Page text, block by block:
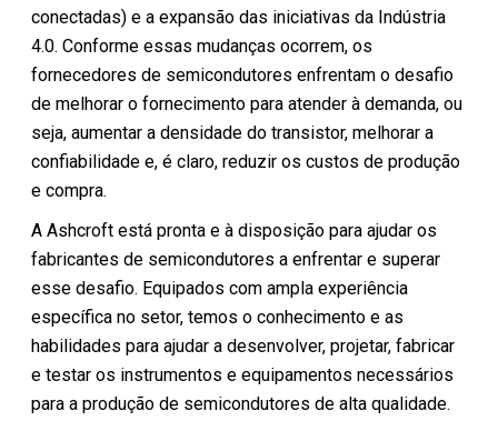
conectadas) e a expansão das iniciativas da Indústria
4.0. Conforme essas mudanças ocorrem, os
fornecedores de semicondutores enfrentam o desafio
de melhorar o fornecimento para atender à demanda, ou
seja, aumentar a densidade do transistor, melhorar a
confiabilidade e, é claro, reduzir os custos de produção
e compra.
A Ashcroft está pronta e à disposição para ajudar os
fabricantes de semicondutores a enfrentar e superar
esse desafio. Equipados com ampla experiência
específica no setor, temos o conhecimento e as
habilidades para ajudar a desenvolver, projetar, fabricar
e testar os instrumentos e equipamentos necessários
para a produção de semicondutores de alta qualidade.